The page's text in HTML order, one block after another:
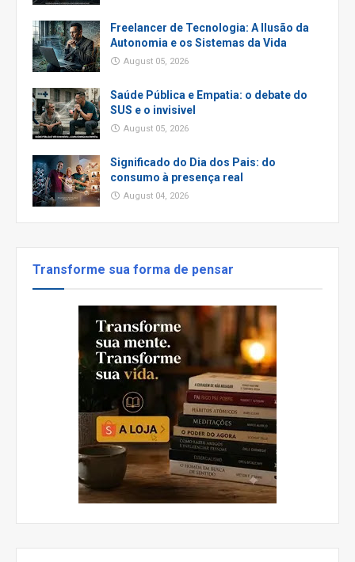
Freelancer de Tecnologia: A Ilusão da
Autonomia e os Sistemas da Vida
August 05, 2026
Saúde Pública e Empatia: o debate do
SUS e o invisivel
August 05, 2026
Significado do Dia dos Pais: do
consumo à presença real
August 04, 2026
Transforme sua forma de pensar